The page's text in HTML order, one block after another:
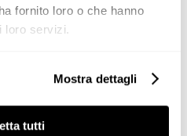
fornito loro o che hanno
loro servizi.
Mostra dettagli
tutti
durante la MilanoDesign
mondiale di Logica Celata